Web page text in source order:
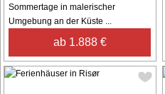
Sommertage in malerischer
Umgebung an der Küste ...
ab 1.888 €